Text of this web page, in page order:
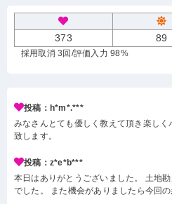
373 89
採用取消 3回 /評価入力 98%
投稿：h*m*.***
みなさんとても優しく教えて頂き楽し
致します。
投稿：z*e*b***
本日はありがとうございました。 土地
でした。 また機会がありましたら今回